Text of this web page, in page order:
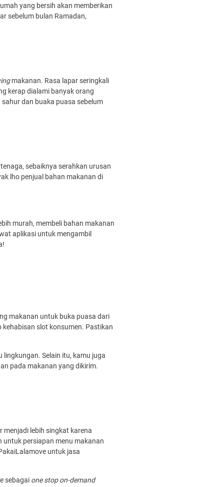
yang bersih akan memberikan
sebelum bulan Ramadan,
makanan. Rasa lapar seringkali
kerap dialami banyak orang
dan buaka puasa sebelum
sebaiknya serahkan urusan
lho penjual bahan makanan di
murah, membeli bahan makanan
aplikasi untuk mengambil
makanan untuk buka puasa dari
slot konsumen. Pastikan
Selain itu, kamu juga
pada makanan yang dikirim.
lebih singkat karena
persiapan menu makanan
untuk jasa
sebagai one stop on-demand